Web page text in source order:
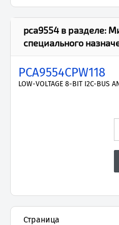
pca9554 в разделе:
специального
PCA9554CPW118
LOW-VOLTAGE 8-BIT I2C-BUS
Страница